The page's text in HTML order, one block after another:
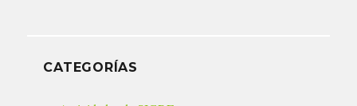
CATEGORÍAS